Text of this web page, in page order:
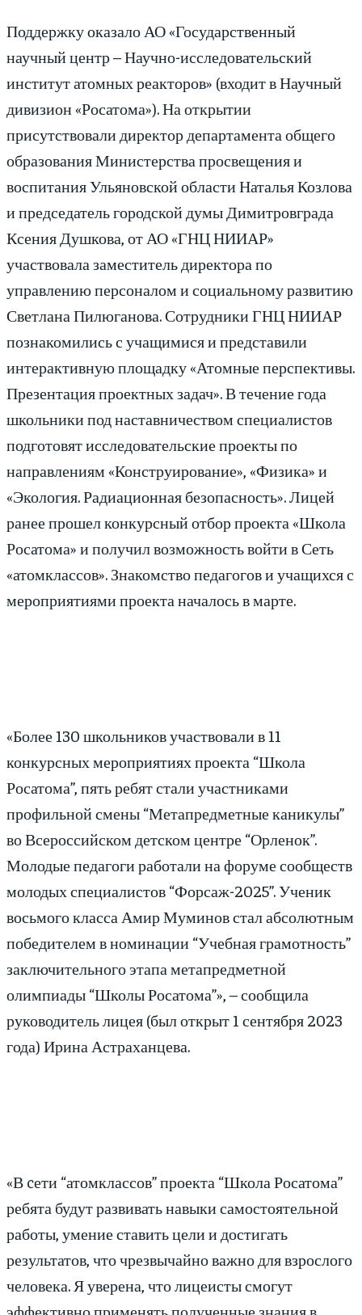
Поддержку оказало АО «Государственный
научный центр – Научно-исследовательский
институт атомных реакторов» (входит в Научный
дивизион «Росатома»). На открытии
присутствовали директор департамента общего
образования Министерства просвещения и
воспитания Ульяновской области Наталья Козлова
и председатель городской думы Димитровграда
Ксения Душкова, от АО «ГНЦ НИИАР»
участвовала заместитель директора по
управлению персоналом и социальному развитию
Светлана Пилюганова. Сотрудники ГНЦ НИИАР
познакомились с учащимися и представили
интерактивную площадку «Атомные перспективы.
Презентация проектных задач». В течение года
школьники под наставничеством специалистов
подготовят исследовательские проекты по
направлениям «Конструирование», «Физика» и
«Экология. Радиационная безопасность». Лицей
ранее прошел конкурсный отбор проекта «Школа
Росатома» и получил возможность войти в Сеть
«атомклассов». Знакомство педагогов и учащихся с
мероприятиями проекта началось в марте.
«Более 130 школьников участвовали в 11
конкурсных мероприятиях проекта “Школа
Росатома”, пять ребят стали участниками
профильной смены “Метапредметные каникулы”
во Всероссийском детском центре “Орленок”.
Молодые педагоги работали на форуме сообществ
молодых специалистов “Форсаж-2025”. Ученик
восьмого класса Амир Муминов стал абсолютным
победителем в номинации “Учебная грамотность”
заключительного этапа метапредметной
олимпиады “Школы Росатома”», – сообщила
руководитель лицея (был открыт 1 сентября 2023
года) Ирина Астраханцева.
«В cети “атомклассов” проекта “Школа Росатома”
ребята будут развивать навыки самостоятельной
работы, умение ставить цели и достигать
результатов, что чрезвычайно важно для взрослого
человека. Я уверена, что лицеисты смогут
эффективно применять полученные знания в